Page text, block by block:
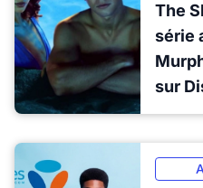
The
série
sur